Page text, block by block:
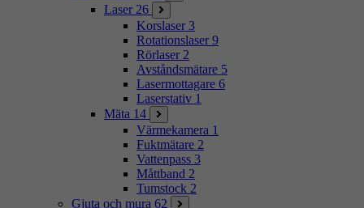
Laser 26
Korslaser 3
Rotationslaser 9
Rörlaser 2
Avståndsmätare 5
Lasermottagare 6
Laserstativ 1
Mäta 14
Värmekamera 1
Fuktmätare 2
Vattenpass 3
Måttband 2
Tumstock 2
Gjuta och mura 62